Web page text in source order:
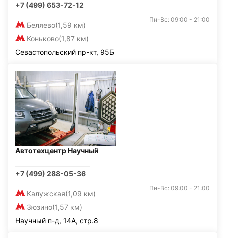
+7 (499) 653-72-12
Беляево(1,59 км)
Коньково(1,87 км)
Пн-Вс: 09:00 - 21:00
Севастопольский пр-кт, 95Б
Автотехцентр Научный
+7 (499) 288-05-36
Калужская(1,09 км)
Зюзино(1,57 км)
Пн-Вс: 09:00 - 21:00
Научный п-д, 14А, стр.8